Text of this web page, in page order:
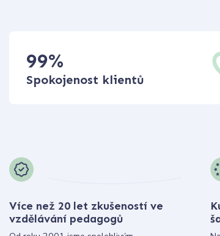
99%
Spokojenost klientů
Více než 20 let zkušeností ve
vzdělávání pedagogů